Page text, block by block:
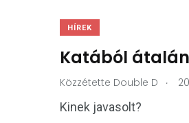
HÍREK
Katából
Közzétette Double D .
Kinek javasolt?